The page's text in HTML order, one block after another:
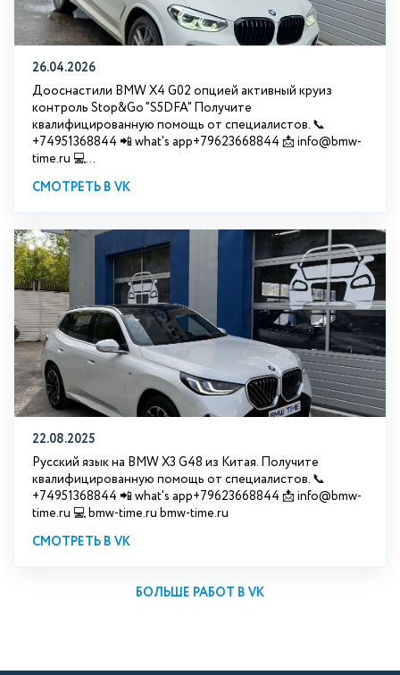
26.04.2026
Дооснастили BMW X4 G02 опцией активный круиз
контроль Stop&Go "S5DFA" Получите
квалифицированную помощь от специалистов. 📞
+74951368844 📲 what's app+79623668844 📩 info@bmw-
time.ru 💻...
СМОТРЕТЬ В VK
22.08.2025
Русский язык на BMW X3 G48 из Китая. Получите
квалифицированную помощь от специалистов. 📞
+74951368844 📲 what's app+79623668844 📩 info@bmw-
time.ru 💻 bmw-time.ru bmw-time.ru
СМОТРЕТЬ В VK
БОЛЬШЕ РАБОТ В VK